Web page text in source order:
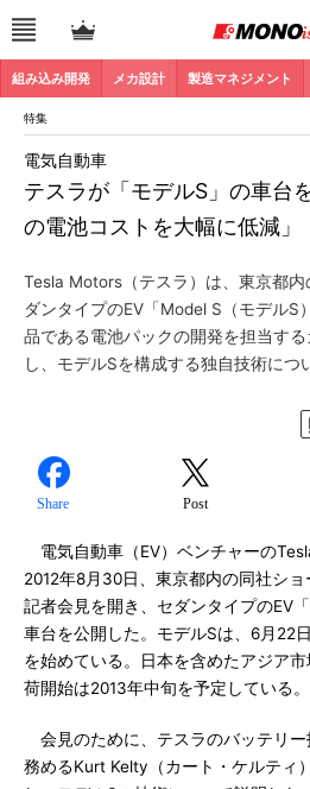
組み込み開発 メカ設計 製造マネジメント
特集
テスラが「モデルS」の車台
の電池コストを大幅に低減」
電気自動車
Tesla Motors（テスラ）は、東京都
ダンタイプのEV「Model S（モデルS
品である電池パックの開発を担当す
し、モデルSを構成する独自技術につ
Share Post
電気自動車（EV）ベンチャーの
2012年8月30日、東京都内の同社シ
記者会見を開き、セダンタイプのEV
車台を公開した。モデルSは、6月22
を始めている。日本を含めたアジア
荷開始は2013年中旬を予定している。
会見のために、テスラのバッテリ
務めるKurt Kelty（カート・ケルティ